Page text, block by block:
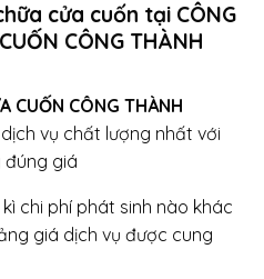
cửa cuốn tại CÔNG
CÔNG THÀNH
CUỐN CÔNG THÀNH
vụ chất lượng nhất với
đúng giá
chi phí phát sinh nào khác
giá dịch vụ được cung